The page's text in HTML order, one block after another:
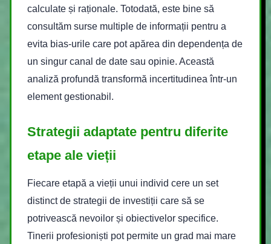
calculate și raționale. Totodată, este bine să
consultăm surse multiple de informații pentru a
evita bias-urile care pot apărea din dependența de
un singur canal de date sau opinie. Această
analiză profundă transformă incertitudinea într-un
element gestionabil.
Strategii adaptate pentru diferite
etape ale vieții
Fiecare etapă a vieții unui individ cere un set
distinct de strategii de investiții care să se
potrivească nevoilor și obiectivelor specifice.
Tinerii profesioniști pot permite un grad mai mare